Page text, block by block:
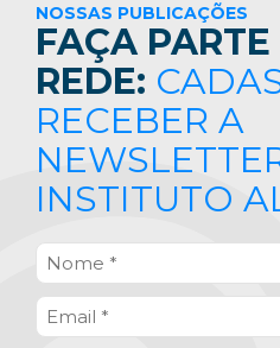
NOSSAS PUBLICAÇÕES
FAÇA
REDE:
RECEBER A
INSTITUTO